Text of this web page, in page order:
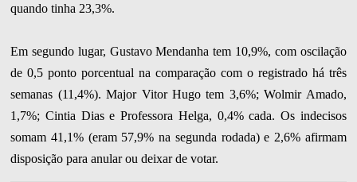
quando tinha 23,3%.
Em segundo lugar, Gustavo Mendanha tem 10,9%, com oscilação
de 0,5 ponto porcentual na comparação com o registrado há três
semanas (11,4%). Major Vitor Hugo tem 3,6%; Wolmir Amado,
1,7%; Cintia Dias e Professora Helga, 0,4% cada. Os indecisos
somam 41,1% (eram 57,9% na segunda rodada) e 2,6% afirmam
disposição para anular ou deixar de votar.